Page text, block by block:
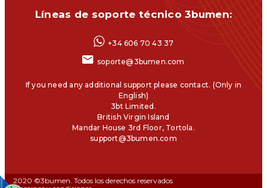
Líneas de soporte técnico 3bumen:
+34 606 70 43 37
soporte@3bumen.com
If you need any additional support please contact. (Only in
English)
3bt Limited.
British Virgin Island
Mandar House 3rd Floor, Tortola.
support@3bumen.com
2020 ©3bumen. Todos los derechos reservados